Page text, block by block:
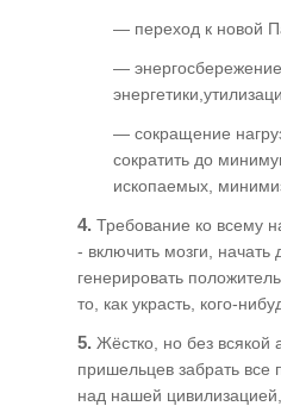
— переход к новой
—
— сокращение
сократить до
ископаемых,
4. Требование ко всему
- включить мозги, начать
генерировать
то, как украсть, кого-
5. Жёстко, но без всякой
пришельцев забрать все
над нашей